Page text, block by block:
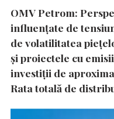
OMV Petrom:
influențate de
de volatilitatea
și proiectele cu
investiții de
Rata totală de